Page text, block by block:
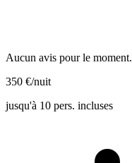
Aucun avis pour le moment.
350 €/nuit
jusqu'à 10 pers. incluses